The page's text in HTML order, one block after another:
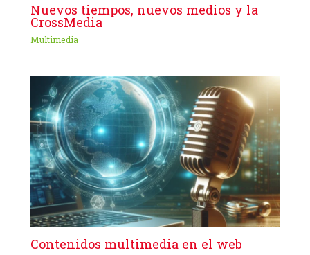
Nuevos tiempos, nuevos medios y la
CrossMedia
Multimedia
Contenidos multimedia en el web